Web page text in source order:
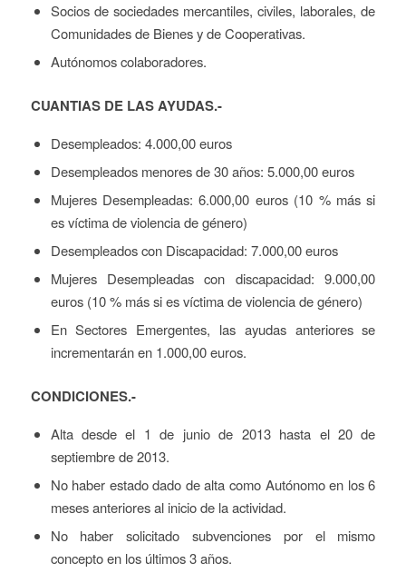
Socios de sociedades mercantiles, civiles, laborales, de
Comunidades de Bienes y de Cooperativas.
Autónomos colaboradores.
CUANTIAS DE LAS AYUDAS.-
Desempleados: 4.000,00 euros
Desempleados menores de 30 años: 5.000,00 euros
Mujeres Desempleadas: 6.000,00 euros (10 % más si
es víctima de violencia de género)
Desempleados con Discapacidad: 7.000,00 euros
Mujeres Desempleadas con discapacidad: 9.000,00
euros (10 % más si es víctima de violencia de género)
En Sectores Emergentes, las ayudas anteriores se
incrementarán en 1.000,00 euros.
CONDICIONES.-
Alta desde el 1 de junio de 2013 hasta el 20 de
septiembre de 2013.
No haber estado dado de alta como Autónomo en los 6
meses anteriores al inicio de la actividad.
No haber solicitado subvenciones por el mismo
concepto en los últimos 3 años.